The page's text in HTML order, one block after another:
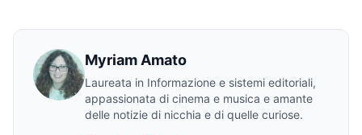
Myriam Amato
Laureata in Informazione e sistemi editoriali,
appassionata di cinema e musica e amante
delle notizie di nicchia e di quelle curiose.